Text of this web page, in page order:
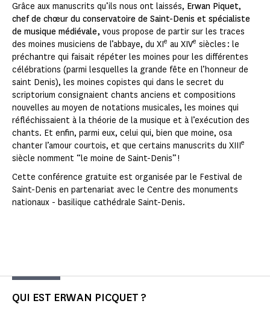
Grâce aux manuscrits qu’ils nous ont laissés, Erwan Piquet,
chef de chœur du conservatoire de Saint-Denis et spécialiste
de musique médiévale, vous propose de partir sur les traces
des moines musiciens de l’abbaye, du XIe au XIVe siècles : le
préchantre qui faisait répéter les moines pour les différentes
célébrations (parmi lesquelles la grande fête en l’honneur de
saint Denis), les moines copistes qui dans le secret du
scriptorium consignaient chants anciens et compositions
nouvelles au moyen de notations musicales, les moines qui
réfléchissaient à la théorie de la musique et à l’exécution des
chants. Et enfin, parmi eux, celui qui, bien que moine, osa
chanter l’amour courtois, et que certains manuscrits du XIIIe
siècle nomment “le moine de Saint-Denis” !
Cette conférence gratuite est organisée par le Festival de
Saint-Denis en partenariat avec le Centre des monuments
nationaux - basilique cathédrale Saint-Denis.
QUI EST ERWAN PICQUET ?